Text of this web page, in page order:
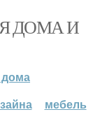
ДОМА И
дома
мебель